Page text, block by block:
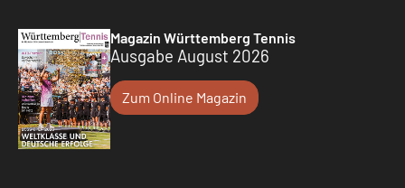
Magazin Württemberg Tennis
Ausgabe August 2026
Zum Online Magazin